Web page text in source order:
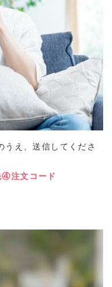
え、送信してくださ
注文コード